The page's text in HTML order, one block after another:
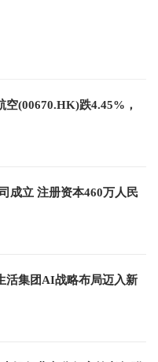
(00670.HK)跌4.45%，
成立 注册资本460万人民
活集团AI战略布局迈入新